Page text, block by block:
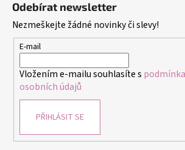
s
Odebírat newsletter
Nezmeškejte žádné novinky či slevy!
E-mail
Vložením e-mailu souhlasíte s
osobních údajů
PŘIHLÁSIT SE